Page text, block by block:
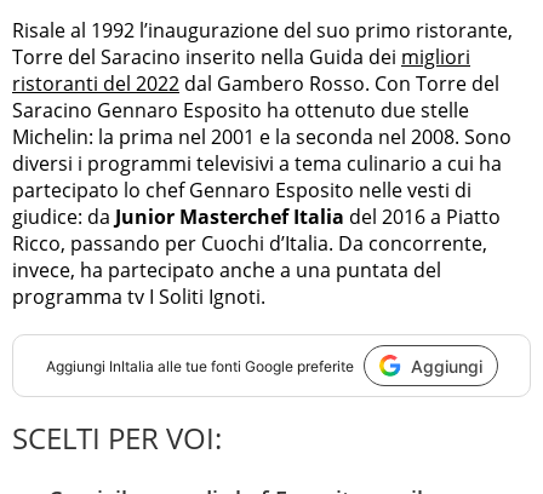
Risale al 1992 l’inaugurazione del suo primo ristorante,
Torre del Saracino inserito nella Guida dei migliori
ristoranti del 2022 dal Gambero Rosso. Con Torre del
Saracino Gennaro Esposito ha ottenuto due stelle
Michelin: la prima nel 2001 e la seconda nel 2008. Sono
diversi i programmi televisivi a tema culinario a cui ha
partecipato lo chef Gennaro Esposito nelle vesti di
giudice: da Junior Masterchef Italia del 2016 a Piatto
Ricco, passando per Cuochi d’Italia. Da concorrente,
invece, ha partecipato anche a una puntata del
programma tv I Soliti Ignoti.
Aggiungi InItalia alle tue fonti Google preferite Aggiungi
SCELTI PER VOI: